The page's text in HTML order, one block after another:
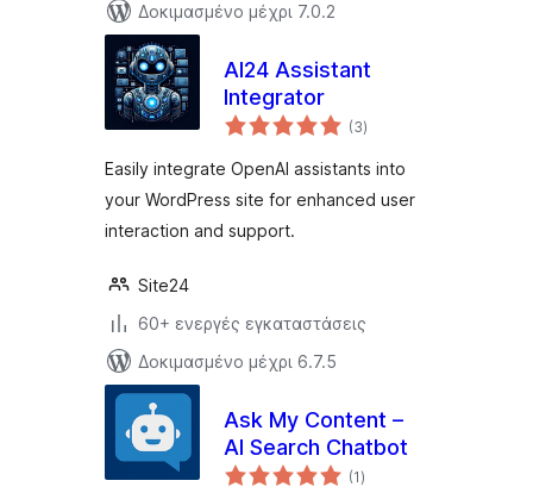
Δοκιμασμένο μέχρι 7.0.2
AI24 Assistant
Integrator
(3αξιολογήσεις
σύνολο
)
Easily integrate OpenAI assistants into
your WordPress site for enhanced user
interaction and support.
Site24
60+ ενεργές εγκαταστάσεις
Δοκιμασμένο μέχρι 6.7.5
Ask My Content –
AI Search Chatbot
(1αξιολογήσεις
σύνολο
)